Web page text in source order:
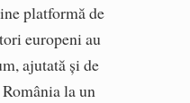
platformă de
europeni au
ajutată și de
la un